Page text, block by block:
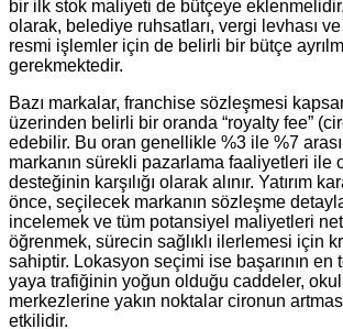
bir ilk stok maliyeti de bütçeye
olarak, belediye ruhsatları, vergi levhası ve
resmi işlemler için de belirli bir bütçe
gerekmektedir.
Bazı markalar, franchise sözleşmesi
üzerinden belirli bir oranda “royalty fee”
edebilir. Bu oran genellikle %3 ile %7
markanın sürekli pazarlama faaliyetleri ile
desteğinin karşılığı olarak alınır. Yatırım
önce, seçilecek markanın sözleşme
incelemek ve tüm potansiyel maliyetleri
öğrenmek, sürecin sağlıklı ilerlemesi için
sahiptir. Lokasyon seçimi ise başarının en
yaya trafiğinin yoğun olduğu caddeler,
merkezlerine yakın noktalar cironun
etkilidir.